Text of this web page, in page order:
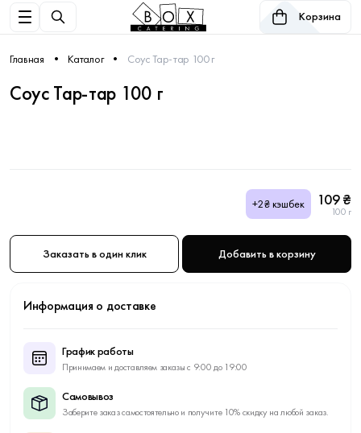
Корзина
Главная Каталог Соус Тар-тар 100 г
Соус Тар-тар 100 г
+2₴ кэшбек 109 ₴
100 г
Заказать в один клик Добавить в корзину
Информация о доставке
График работы
Принимаем и доставляем заказы с 9:00 до 19:00
Самовывоз
Заберите заказ самостоятельно и получите 10% скидку на любой заказ.